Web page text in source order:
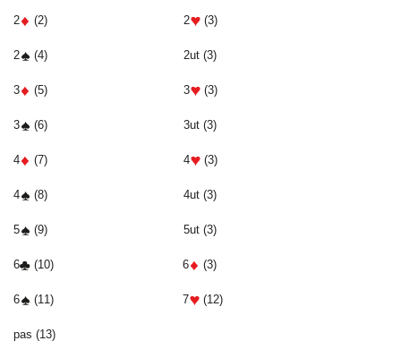
2 (2) 2 (3)
2 (4) 2ut (3)
3 (5) 3 (3)
3 (6) 3ut (3)
4 (7) 4 (3)
4 (8) 4ut (3)
5 (9) 5ut (3)
6 (10) 6 (3)
6 (11) 7 (12)
pas (13)